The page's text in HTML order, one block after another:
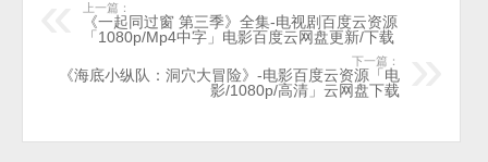
上一篇：
《一起同过窗 第三季》全集-电视剧百度云资源
「1080p/Mp4中字」电影百度云网盘更新/下载
下一篇：
《海底小纵队：洞穴大冒险》-电影百度云资源「电
影/1080p/高清」云网盘下载